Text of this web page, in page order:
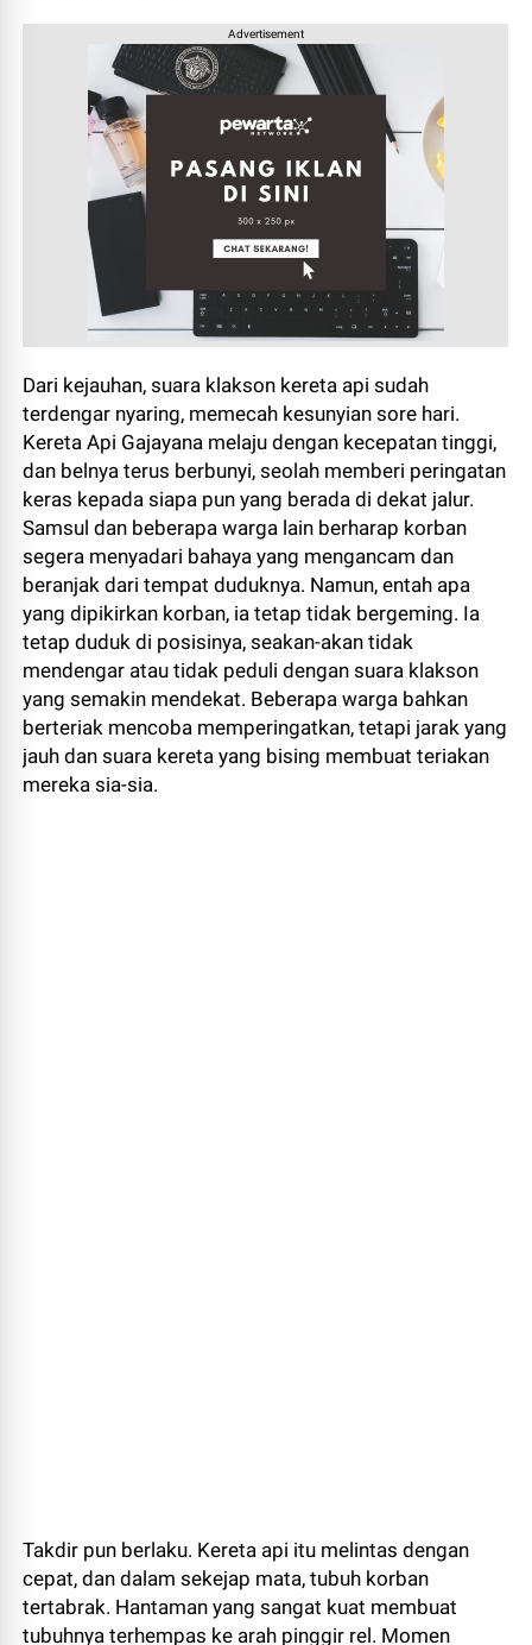
Advertisement
Dari kejauhan, suara klakson kereta api sudah
terdengar nyaring, memecah kesunyian sore hari.
Kereta Api Gajayana melaju dengan kecepatan tinggi,
dan belnya terus berbunyi, seolah memberi peringatan
keras kepada siapa pun yang berada di dekat jalur.
Samsul dan beberapa warga lain berharap korban
segera menyadari bahaya yang mengancam dan
beranjak dari tempat duduknya. Namun, entah apa
yang dipikirkan korban, ia tetap tidak bergeming. Ia
tetap duduk di posisinya, seakan-akan tidak
mendengar atau tidak peduli dengan suara klakson
yang semakin mendekat. Beberapa warga bahkan
berteriak mencoba memperingatkan, tetapi jarak yang
jauh dan suara kereta yang bising membuat teriakan
mereka sia-sia.
Takdir pun berlaku. Kereta api itu melintas dengan
cepat, dan dalam sekejap mata, tubuh korban
tertabrak. Hantaman yang sangat kuat membuat
tubuhnya terhempas ke arah pinggir rel. Momen